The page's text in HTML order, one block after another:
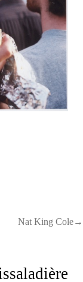
Nat King Cole→